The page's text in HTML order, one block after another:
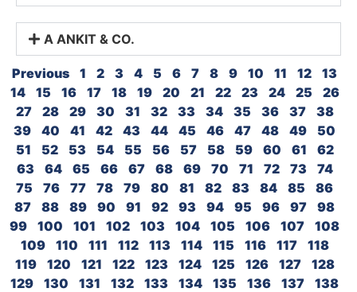
A ANKIT & CO.
Previous 1 2 3 4 5 6 7 8 9 10 11 12
13
14
15 16 17 18 19 20 21 22 23 24 25
26
27
28 29 30 31 32 33 34 35 36 37
38
39
40 41 42 43 44 45 46 47 48 49
50
51
52 53 54 55 56 57 58 59 60 61
62
63
64 65 66 67 68 69 70 71 72 73
74
75
76 77 78 79 80 81 82 83 84 85
86
87
88 89 90 91 92 93 94 95 96 97
98
99
100 101 102 103 104 105 106 107
108
109
110 111 112 113 114 115 116 117
118
119
120 121 122 123 124 125 126 127
128
129
130 131 132 133 134 135 136 137
138